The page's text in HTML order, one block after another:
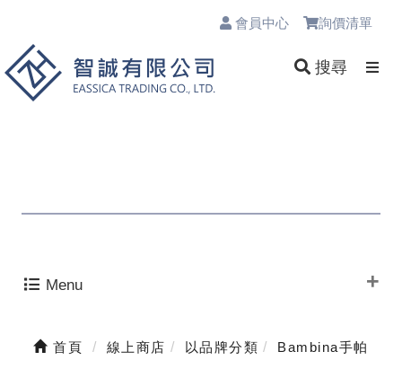
會員中心 詢價清單
搜尋
Menu
首頁 線上商店 以品牌分類 Bambina手帕